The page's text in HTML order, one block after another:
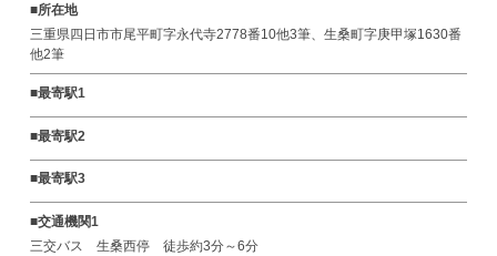
■所在地
三重県四日市市尾平町字永代寺2778番10他3筆、生桑町字庚甲塚1630番
他2筆
■最寄駅1
■最寄駅2
■最寄駅3
■交通機関1
三交バス 生桑西停 徒歩約3分～6分